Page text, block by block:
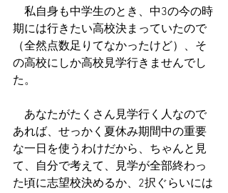
私自身も中学生のとき、中3の今の時
期には行きたい高校決まっていたので
（全然点数足りてなかったけど）、そ
の高校にしか高校見学行きませんでし
た。
あなたがたくさん見学行く人なので
あれば、せっかく夏休み期間中の重要
な一日を使うわけだから、ちゃんと見
て、自分で考えて、見学が全部終わっ
た頃に志望校決めるか、2択ぐらいには